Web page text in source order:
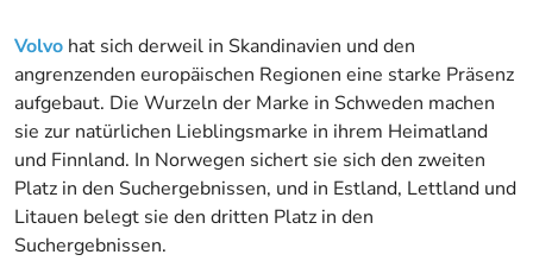
Volvo hat sich derweil in Skandinavien und den
angrenzenden europäischen Regionen eine starke Präsenz
aufgebaut. Die Wurzeln der Marke in Schweden machen
sie zur natürlichen Lieblingsmarke in ihrem Heimatland
und Finnland. In Norwegen sichert sie sich den zweiten
Platz in den Suchergebnissen, und in Estland, Lettland und
Litauen belegt sie den dritten Platz in den
Suchergebnissen.